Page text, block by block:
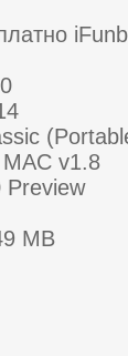
v3.0
2014
MAC
MB